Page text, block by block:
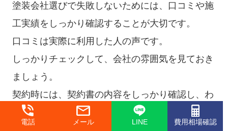
塗装会社選びで失敗しないためには、口コミや施
工実績をしっかり確認することが大切です。
口コミは実際に利用した人の声です。
しっかりチェックして、会社の雰囲気を見ておき
ましょう。
契約時には、契約書の内容をしっかり確認し、わ
からない点や気になる点はすぐに質問してくださ
電話 メール LINE 費用相場確認